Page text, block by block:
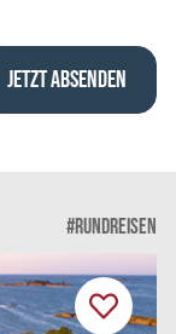
#RUNDREISEN